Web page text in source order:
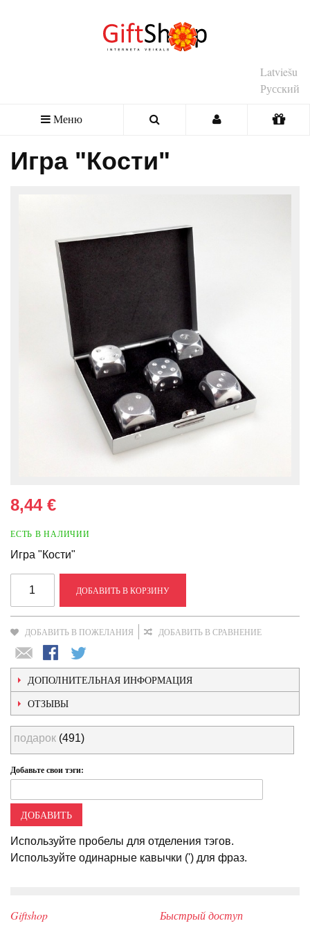
Latviešu
Русский
Меню
Игра "Кости"
8,44 €
ЕСТЬ В НАЛИЧИИ
Игра "Кости"
ДОБАВИТЬ В КОРЗИНУ
ДОБАВИТЬ В ПОЖЕЛАНИЯ ДОБАВИТЬ В СРАВНЕНИЕ
ДОПОЛНИТЕЛЬНАЯ ИНФОРМАЦИЯ
ОТЗЫВЫ
подарок (491)
Добавьте свои тэги:
ДОБАВИТЬ
Используйте пробелы для отделения тэгов.
Используйте одинарные кавычки (') для фраз.
Giftshop Быстрый доступ